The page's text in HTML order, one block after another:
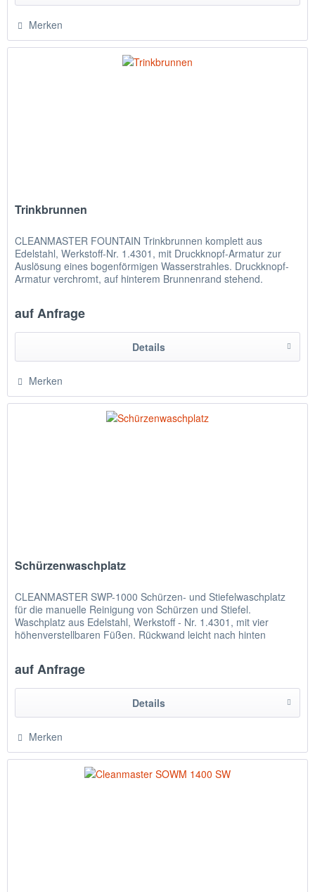
Merken
Trinkbrunnen
CLEANMASTER FOUNTAIN Trinkbrunnen komplett aus
Edelstahl, Werkstoff-Nr. 1.4301, mit Druckknopf-Armatur zur
Auslösung eines bogenförmigen Wasserstrahles. Druckknopf-
Armatur verchromt, auf hinterem Brunnenrand stehend.
auf Anfrage
Details
Merken
Schürzenwaschplatz
CLEANMASTER SWP-1000 Schürzen- und Stiefelwaschplatz
für die manuelle Reinigung von Schürzen und Stiefel.
Waschplatz aus Edelstahl, Werkstoff - Nr. 1.4301, mit vier
höhenverstellbaren Füßen. Rückwand leicht nach hinten
auf Anfrage
Details
Merken